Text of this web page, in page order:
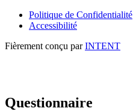
Politique de Confidentialité
Accessibilité
Fièrement conçu parINTENT
Questionnaire